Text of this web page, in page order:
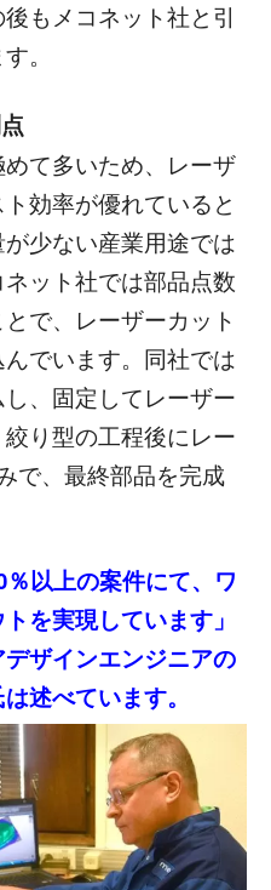
もメコネット社と引
。
て多いため、レーザ
効率が優れていると
少ない産業用途では
ット社では部品点数
で、レーザーカット
でいます。同社では
、固定してレーザー
り型の工程後にレー
で、最終部品を完成
％以上の案件にて、ワ
を実現しています」
ザインエンジニアの
述べています。